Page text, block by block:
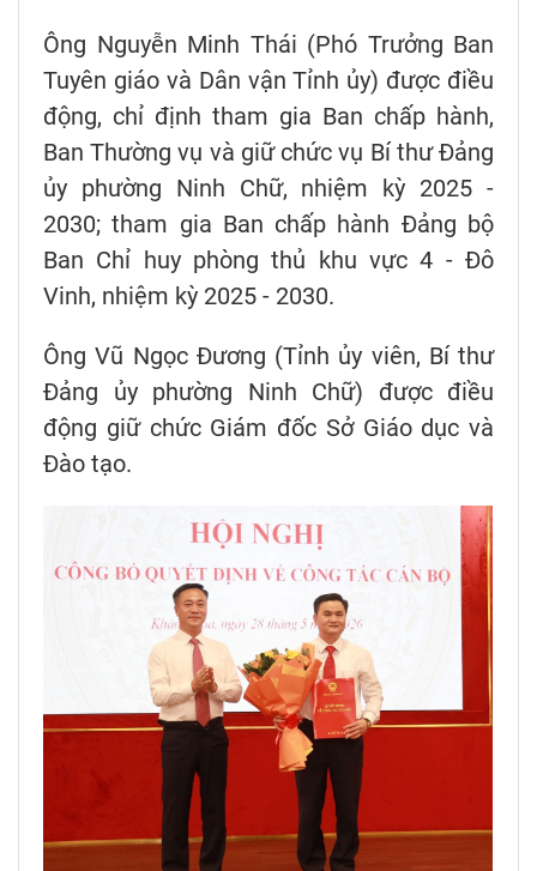
Ông Nguyễn Minh Thái (Phó Trưởng Ban
Tuyên giáo và Dân vận Tỉnh ủy) được điều
động, chỉ định tham gia Ban chấp hành,
Ban Thường vụ và giữ chức vụ Bí thư Đảng
ủy phường Ninh Chữ, nhiệm kỳ 2025 -
2030; tham gia Ban chấp hành Đảng bộ
Ban Chỉ huy phòng thủ khu vực 4 - Đô
Vinh, nhiệm kỳ 2025 - 2030.
Ông Vũ Ngọc Đương (Tỉnh ủy viên, Bí thư
Đảng ủy phường Ninh Chữ) được điều
động giữ chức Giám đốc Sở Giáo dục và
Đào tạo.